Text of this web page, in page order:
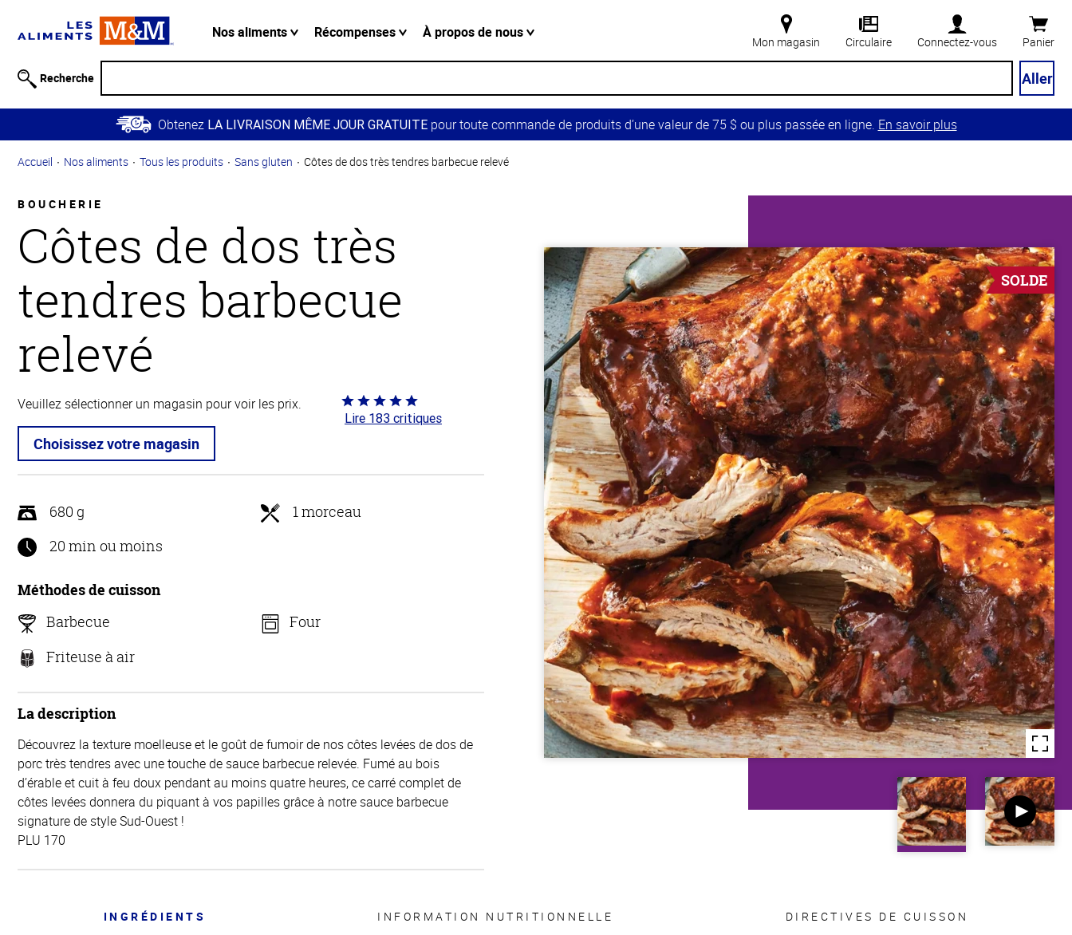
relative à
Passer
contenu
Retour à
principale
Nos aliments Récompenses À propos de nous
Mon magasin Circulaire Connectez-vous Panier
Recherche Aller
Obtenez LA LIVRAISON MÊME JOUR GRATUITEpour toute commande de produits d’une valeur de 75 $ ou plus passée en ligne. En savoir plus
Accueil Nos aliments Tous les produits Sans gluten Côtes de dos très tendres barbecue relevé
BOUCHERIE
Côtes de dos très
tendres barbecue
relevé
SOLDE
Veuillez sélectionner un magasin pour voir les prix.
Choisissez votre magasin
Coté
4.8 sur
Lire 183 critiques
680 g
1 morceau
20 min ou moins
Méthodes de cuisson
Barbecue
Four
Friteuse à air
La description
Découvrez la texture moelleuse et le goût de fumoir de nos côtes levées de dos de
porc très tendres avec une touche de sauce barbecue relevée. Fumé au bois
d’érable et cuit à feu doux pendant au moins quatre heures, ce carré complet de
côtes levées donnera du piquant à vos papilles grâce à notre sauce barbecue
signature de style Sud-Ouest !
PLU 170
INGRÉDIENTS INFORMATION NUTRITIONNELLE DIRECTIVES DE CUISSON